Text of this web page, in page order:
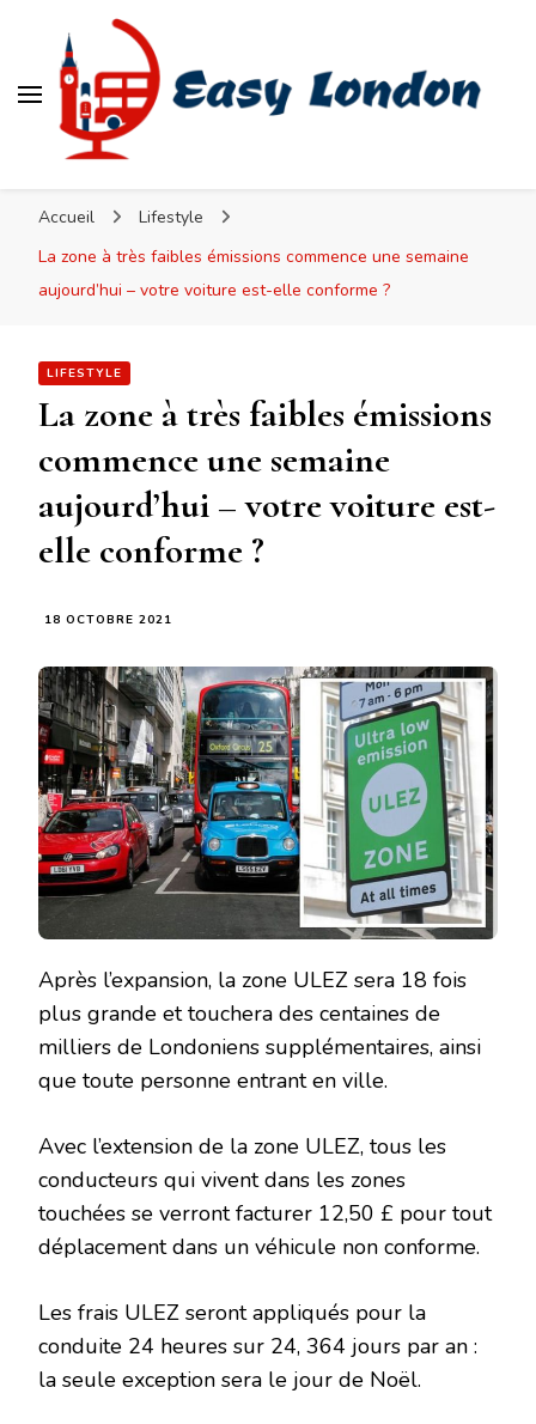
Accueil
Lifestyle
La zone à très faibles émissions commence une semaine
aujourd’hui – votre voiture est-elle conforme ?
LIFESTYLE
La zone à très faibles émissions
commence une semaine
aujourd’hui – votre voiture est-
elle conforme ?
18 OCTOBRE 2021
Après l’expansion, la zone ULEZ sera 18 fois
plus grande et touchera des centaines de
milliers de Londoniens supplémentaires, ainsi
que toute personne entrant en ville.
Avec l’extension de la zone ULEZ, tous les
conducteurs qui vivent dans les zones
touchées se verront facturer 12,50 £ pour tout
déplacement dans un véhicule non conforme.
Les frais ULEZ seront appliqués pour la
conduite 24 heures sur 24, 364 jours par an :
la seule exception sera le jour de Noël.